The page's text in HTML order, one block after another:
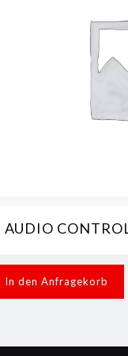
AUDIO
In den Anfragekorb